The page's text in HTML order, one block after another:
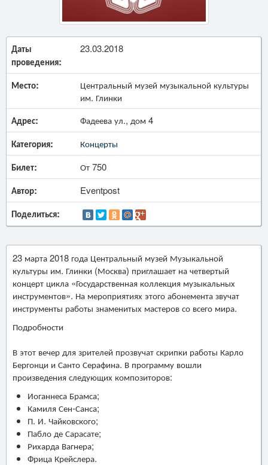
Даты
проведения:
23.03.2018
Место:
Центральный музей музыкальной культуры
им. Глинки
Адрес: Фадеева ул., дом 4
Категория: Концерты
Билет: От 750
Автор: Eventpost
Поделиться:
23 марта 2018 года Центральный музей Музыкальной
культуры им. Глинки (Москва) приглашает на четвертый
концерт цикла «Государственная коллекция музыкальных
инструментов». На мероприятиях этого абонемента звучат
инструменты работы знаменитых мастеров со всего мира.
Подробности
В этот вечер для зрителей прозвучат скрипки работы Карло
Бергонци и Санто Серафина. В программу вошли
произведения следующих композиторов:
Иоганнеса Брамса;
Камиля Сен-Санса;
П. И. Чайковского;
Пабло де Сарасате;
Рихарда Вагнера;
Фрица Крейслера.